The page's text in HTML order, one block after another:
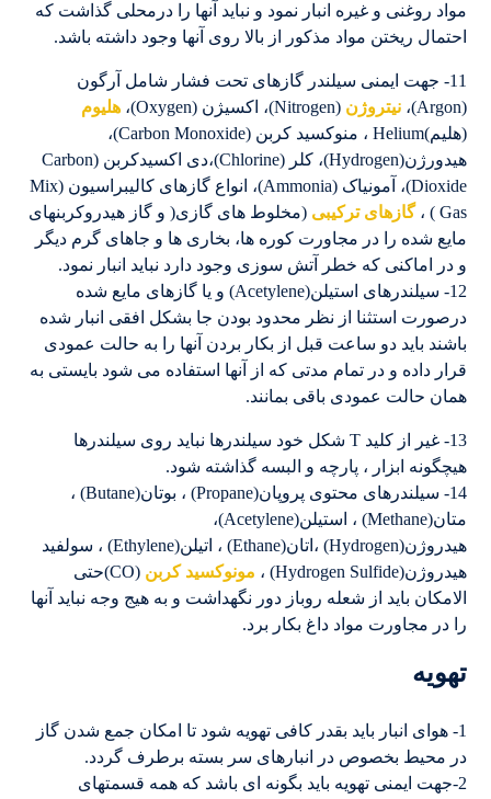
مواد روغنی و غیره انبار نمود و نباید آنها را درمحلی گذاشت که
احتمال ریختن مواد مذکور از بالا روی آنها وجود داشته باشد.
11- جهت ایمنی سیلندر گازهای تحت فشار شامل آرگون
(Argon)،
نیتروژن (Nitrogen)، اکسیژن (Oxygen)،
هلیوم
(هلیم)Helium ، منوکسید کربن (Carbon Monoxide)،
هیدورژن(Hydrogen)، کلر (Chlorine)،دی اکسیدکربن (Carbon
Dioxide)، آمونیاک (Ammonia)، انواع گازهای کالیبراسیون (Mix
Gas ) ،
گازهای ترکیبی (مخلوط های گازی( و گاز هیدروکربنهای
مایع شده را در مجاورت کوره ها، بخاری ها و جاهای گرم دیگر
و در اماکنی که خطر آتش سوزی وجود دارد نباید انبار نمود.
12- سیلندرهای استیلن(Acetylene) و یا گازهای مایع شده
درصورت استثنا از نظر محدود بودن جا بشکل افقی انبار شده
باشند باید دو ساعت قبل از بکار بردن آنها را به حالت عمودی
قرار داده و در تمام مدتی که از آنها استفاده می شود بایستی به
همان حالت عمودی باقی بمانند.
13- غیر از کلید T شکل خود سیلندرها نباید روی سیلندرها
هیچگونه ابزار ، پارچه و البسه گذاشته شود.
14- سیلندرهای محتوی پروپان(Propane) ، بوتان(Butane) ،
متان(Methane) ، استیلن(Acetylene)،
هیدروژن(Hydrogen) ،اتان(Ethane) ، اتیلن(Ethylene) ، سولفید
هیدروژن(Hydrogen Sulfide) ،
مونوکسید کربن
(CO)حتی
الامکان باید از شعله روباز دور نگهداشت و به هیج وجه نباید آنها
را در مجاورت مواد داغ بکار برد.
تهویه
1- هوای انبار باید بقدر کافی تهویه شود تا امکان جمع شدن گاز
در محیط بخصوص در انبارهای سر بسته برطرف گردد.
2-جهت ایمنی تهویه باید بگونه ای باشد که همه قسمتهای